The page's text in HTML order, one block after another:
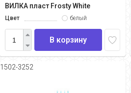
ВИЛКА пласт Frosty White
Цвет белый
В корзину
1502-3252